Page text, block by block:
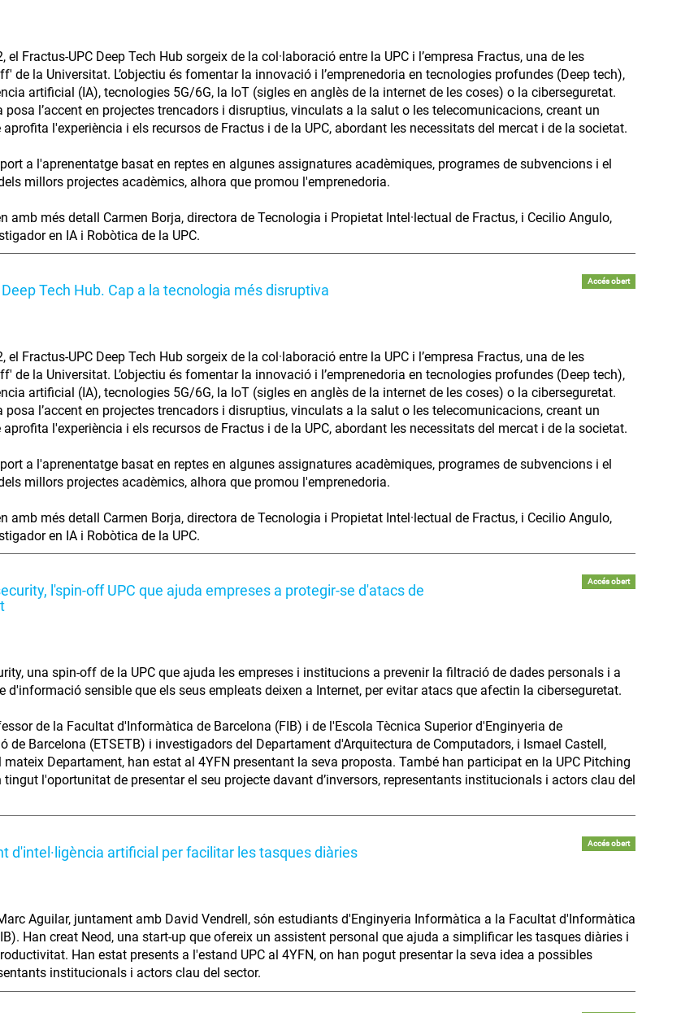
el Fractus-UPC Deep Tech Hub sorgeix de la col·laboració entre la UPC i l’empresa Fractus, una de les
de la Universitat. L’objectiu és fomentar la innovació i l’emprenedoria en tecnologies profundes (Deep tech),
artificial (IA), tecnologies 5G/6G, la IoT (sigles en anglès de la internet de les coses) o la ciberseguretat.
posa l’accent en projectes trencadors i disruptius, vinculats a la salut o les telecomunicacions, creant un
l'experiència i els recursos de Fractus i de la UPC, abordant les necessitats del mercat i de la societat.
a l'aprenentatge basat en reptes en algunes assignatures acadèmiques, programes de subvencions i el
millors projectes acadèmics, alhora que promou l'emprenedoria.
amb més detall Carmen Borja, directora de Tecnologia i Propietat Intel·lectual de Fractus, i Cecilio Angulo,
en IA i Robòtica de la UPC.
Deep Tech Hub. Cap a la tecnologia més disruptiva
Accés obert
el Fractus-UPC Deep Tech Hub sorgeix de la col·laboració entre la UPC i l’empresa Fractus, una de les
de la Universitat. L’objectiu és fomentar la innovació i l’emprenedoria en tecnologies profundes (Deep tech),
artificial (IA), tecnologies 5G/6G, la IoT (sigles en anglès de la internet de les coses) o la ciberseguretat.
posa l’accent en projectes trencadors i disruptius, vinculats a la salut o les telecomunicacions, creant un
l'experiència i els recursos de Fractus i de la UPC, abordant les necessitats del mercat i de la societat.
a l'aprenentatge basat en reptes en algunes assignatures acadèmiques, programes de subvencions i el
millors projectes acadèmics, alhora que promou l'emprenedoria.
amb més detall Carmen Borja, directora de Tecnologia i Propietat Intel·lectual de Fractus, i Cecilio Angulo,
en IA i Robòtica de la UPC.
l'spin-off UPC que ajuda empreses a protegir-se d'atacs de
Accés obert
una spin-off de la UPC que ajuda les empreses i institucions a prevenir la filtració de dades personals i a
d'informació sensible que els seus empleats deixen a Internet, per evitar atacs que afectin la ciberseguretat.
de la Facultat d'Informàtica de Barcelona (FIB) i de l'Escola Tècnica Superior d'Enginyeria de
de Barcelona (ETSETB) i investigadors del Departament d'Arquitectura de Computadors, i Ismael Castell,
mateix Departament, han estat al 4YFN presentant la seva proposta. També han participat en la UPC Pitching
tingut l'oportunitat de presentar el seu projecte davant d’inversors, representants institucionals i actors clau del
d'intel·ligència artificial per facilitar les tasques diàries
Accés obert
Aguilar, juntament amb David Vendrell, són estudiants d'Enginyeria Informàtica a la Facultat d'Informàtica
Han creat Neod, una start-up que ofereix un assistent personal que ajuda a simplificar les tasques diàries i
Han estat presents a l'estand UPC al 4YFN, on han pogut presentar la seva idea a possibles
institucionals i actors clau del sector.